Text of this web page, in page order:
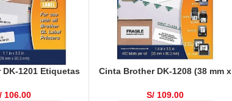
1201 Etiquetas
Brother
106.00
Cinta Brother DK-1208 (38 mm x
Autoadhesivas)
S/ 109.00